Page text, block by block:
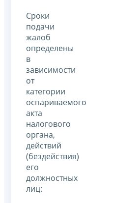
Сроки
подачи
жалоб
определены
в
зависимости
от
категории
оспариваемого
акта
налогового
органа,
действий
(бездействия)
его
должностных
лиц: